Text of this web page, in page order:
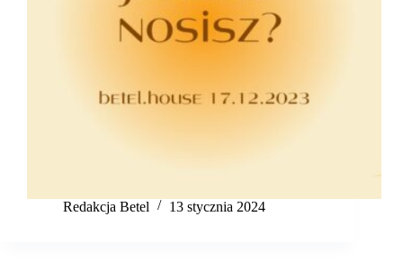
Redakcja Betel 13 stycznia 2024